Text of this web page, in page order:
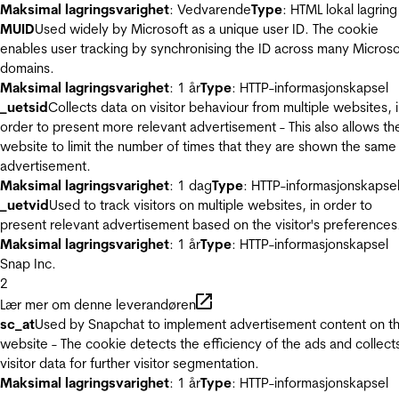
Maksimal lagringsvarighet: VedvarendeType: HTML lokal lagring
MUIDUsed widely by Microsoft as a unique user ID. The cookie
enables user tracking by synchronising the ID across many
domains.
Maksimal lagringsvarighet: 1 årType: HTTP-informasjonskapsel
_uetsidCollects data on visitor behaviour from multiple websites,
order to present more relevant advertisement - This also allows
website to limit the number of times that they are shown the same
advertisement.
Maksimal lagringsvarighet: 1 dagType: HTTP-informasjonskapsel
_uetvidUsed to track visitors on multiple websites, in order to
present relevant advertisement based on the visitor's
Maksimal lagringsvarighet: 1 årType: HTTP-informasjonskapsel
Snap Inc.
2
Lær mer om denne leverandøren
sc_atUsed by Snapchat to implement advertisement content on
website - The cookie detects the efficiency of the ads and
visitor data for further visitor segmentation.
Maksimal lagringsvarighet: 1 årType: HTTP-informasjonskapsel